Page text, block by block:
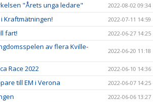
"Årets unga ledare" 2022-08-02 09:34
Kraftmätningen! 2022-07-11 14:59
fart! 2022-06-27 14:25
av flera Kville-
2022-06-20 11:18
Race 2022 2022-06-10 14:36
till EM i Verona 2022-06-07 14:25
2022-06-06 13:27